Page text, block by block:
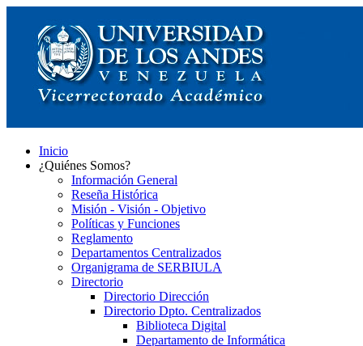
Inicio
¿Quiénes Somos?
Información General
Reseña Histórica
Misión - Visión - Objetivo
Políticas y Funciones
Reglamento
Departamentos Centralizados
Organigrama de SERBIULA
Directorio
Directorio Dirección
Directorio Dpto. Centralizados
Biblioteca Digital
Departamento de Informática